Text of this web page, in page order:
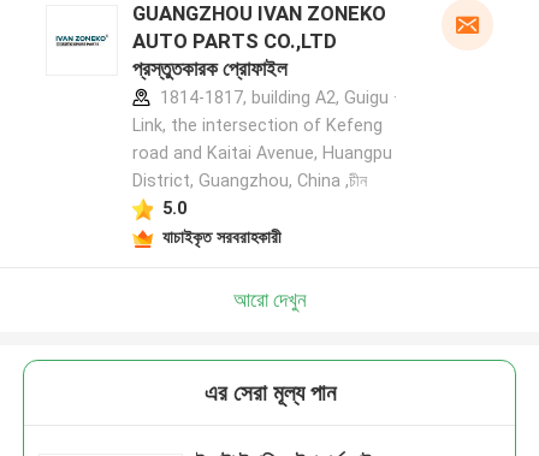
GUANGZHOU IVAN ZONEKO
AUTO PARTS CO.,LTD
প্রস্তুতকারক প্রোফাইল
1814-1817, building A2, Guigu ·
Link, the intersection of Kefeng
road and Kaitai Avenue, Huangpu
District, Guangzhou, China ,চীন
5.0
যাচাইকৃত সরবরাহকারী
আরো দেখুন
এর সেরা মূল্য পান